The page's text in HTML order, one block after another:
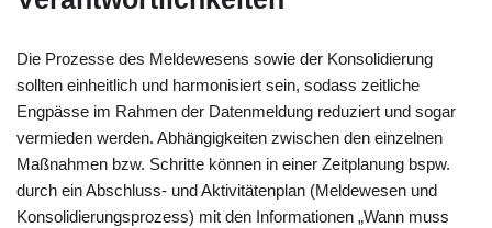
Die Prozesse des Meldewesens sowie der Konsolidierung
sollten einheitlich und harmonisiert sein, sodass zeitliche
Engpässe im Rahmen der Datenmeldung reduziert und sogar
vermieden werden. Abhängigkeiten zwischen den einzelnen
Maßnahmen bzw. Schritte können in einer Zeitplanung bspw.
durch ein Abschluss- und Aktivitätenplan (Meldewesen und
Konsolidierungsprozess) mit den Informationen „Wann muss